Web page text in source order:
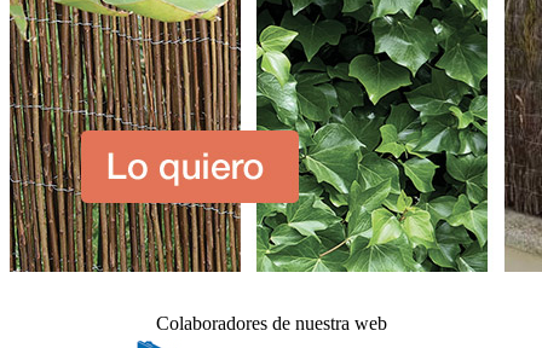
Colaboradores de nuestra web